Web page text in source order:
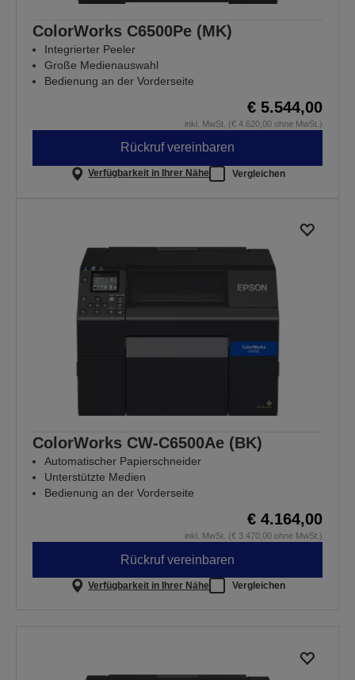
ColorWorks C6500Pe (MK)
Integrierter Peeler
Große Medienauswahl
Bedienung an der Vorderseite
€ 5.544,00
inkl. MwSt. (€ 4.620,00 ohne MwSt.)
Rückruf vereinbaren
Verfügbarkeit in Ihrer Nähe Vergleichen
ColorWorks CW-C6500Ae (BK)
Automatischer Papierschneider
Unterstützte Medien
Bedienung an der Vorderseite
€ 4.164,00
inkl. MwSt. (€ 3.470,00 ohne MwSt.)
Rückruf vereinbaren
Verfügbarkeit in Ihrer Nähe Vergleichen